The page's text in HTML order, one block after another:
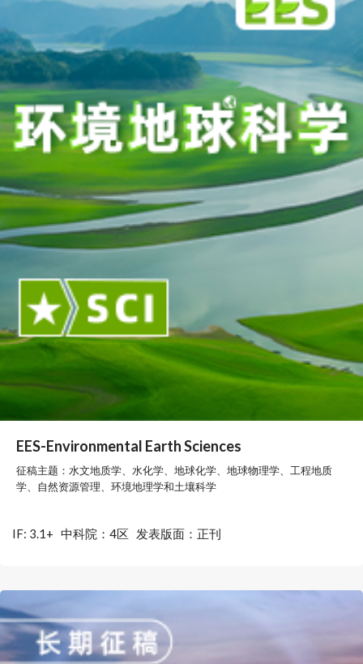
EES-Environmental Earth Sciences
征稿主题：水文地质学、水化学、地球化学、地球物理学、工程地质
学、自然资源管理、环境地理学和土壤科学
IF: 3.1+ 中科院：4区 发表版面：正刊